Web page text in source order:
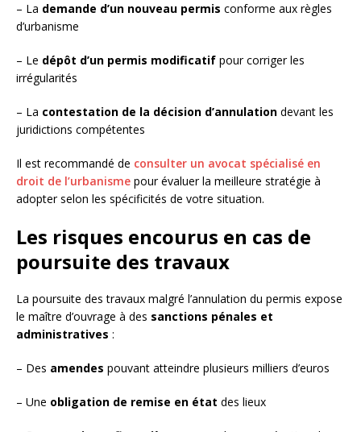
– La demande d’un nouveau permis conforme aux règles
d’urbanisme
– Le dépôt d’un permis modificatif pour corriger les
irrégularités
– La contestation de la décision d’annulation devant les
juridictions compétentes
Il est recommandé de consulter un avocat spécialisé en
droit de l’urbanisme pour évaluer la meilleure stratégie à
adopter selon les spécificités de votre situation.
Les risques encourus en cas de
poursuite des travaux
La poursuite des travaux malgré l’annulation du permis expose
le maître d’ouvrage à des sanctions pénales et
administratives :
– Des amendes pouvant atteindre plusieurs milliers d’euros
– Une obligation de remise en état des lieux